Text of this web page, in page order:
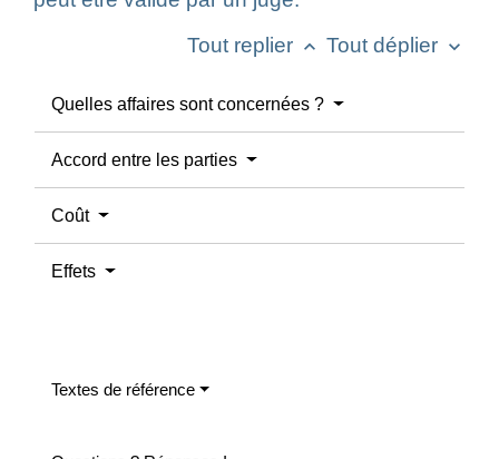
Tout replier keyboard_arrow_up Tout déplier keyboard_arrow_down
Quelles affaires sont concernées ?
Accord entre les parties
Coût
Effets
Textes de référence